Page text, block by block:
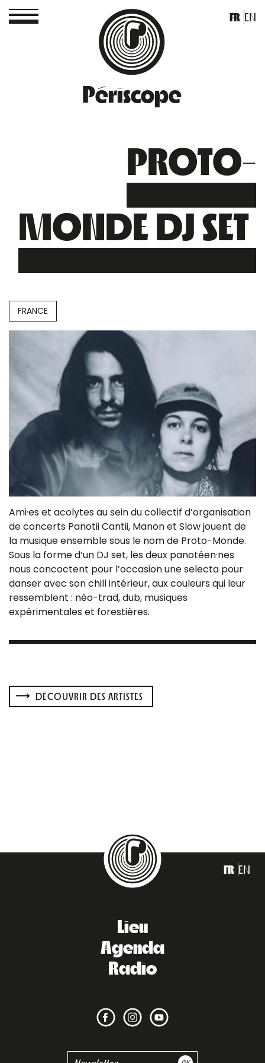
Périscope
FR EN
PROTO-
MONDE DJ SET
FRANCE
Ami·es et acolytes au sein du collectif d’organisation
de concerts Panotii Cantii, Manon et Slow jouent de
la musique ensemble sous le nom de Proto-Monde.
Sous la forme d’un DJ set, les deux panotéen·nes
nous concoctent pour l’occasion une selecta pour
danser avec son chill intérieur, aux couleurs qui leur
ressemblent : néo-trad, dub, musiques
expérimentales et forestières.
DÉCOUVRIR DES ARTISTES
FR EN
Lieu
Agenda
Radio